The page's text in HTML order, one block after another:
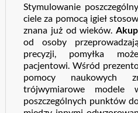
Stymulowanie
ciele za pomocą igieł
znana już od wieków.
od osoby
precyzji, pomyłka
pacjentowi. Wśród
pomocy naukowych
trójwymiarowe modele
poszczególnych punktów